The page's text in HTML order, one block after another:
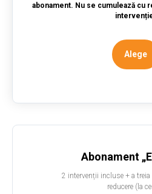
abonament. Nu se cumulează cu
Alege
Abonament „
2 intervenții incluse + a
reducere (la